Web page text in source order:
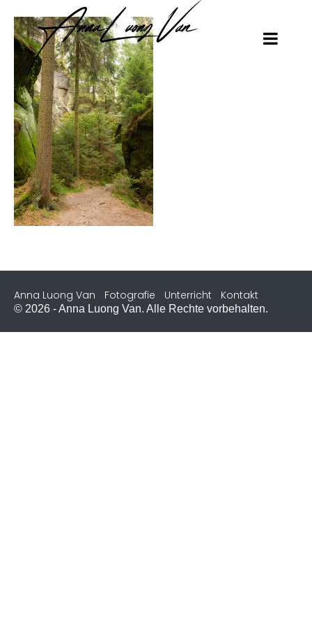
Anna Luong Van Fotografie Unterricht Kontakt
© 2026 - Anna Luong Van. Alle Rechte vorbehalten.